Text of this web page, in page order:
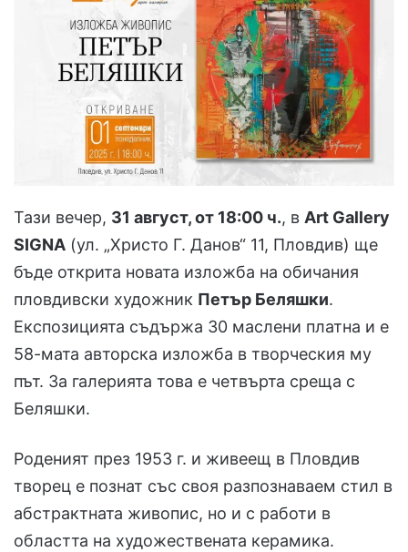
Тази вечер, 31 август, от 18:00 ч., в Art Gallery
SIGNA (ул. „Христо Г. Данов“ 11, Пловдив) ще
бъде открита новата изложба на обичания
пловдивски художник Петър Беляшки.
Експозицията съдържа 30 маслени платна и е
58-мата авторска изложба в творческия му
път. За галерията това е четвърта среща с
Беляшки.
Роденият през 1953 г. и живеещ в Пловдив
творец е познат със своя разпознаваем стил в
абстрактната живопис, но и с работи в
областта на художествената керамика.